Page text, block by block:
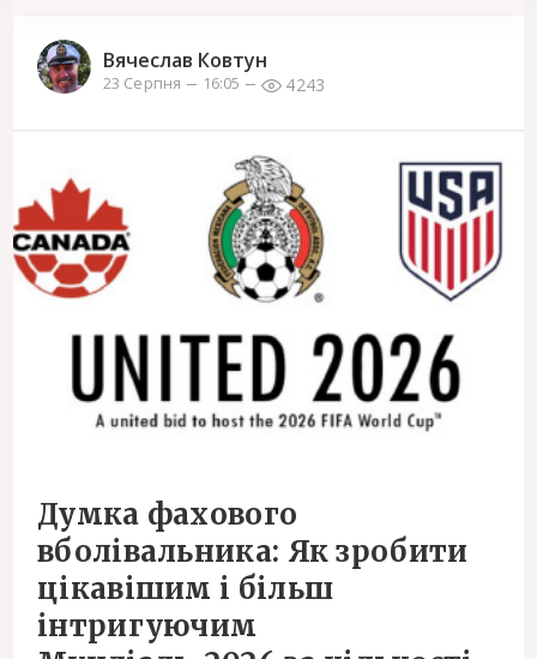
Вячеслав Ковтун
23 Серпня 16:05 4243
Думка фахового
вболівальника: Як зробити
цікавішим і більш
інтригуючим